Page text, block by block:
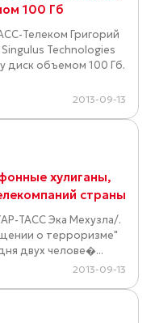
100 Гб
Телеком Григорий
Technologies
диск объемом 100 Гб.
2013-09-13
хулиганы,
страны
ТАСС Эка Мехузла/.
о терроризме"
двух челове�...
2013-09-13